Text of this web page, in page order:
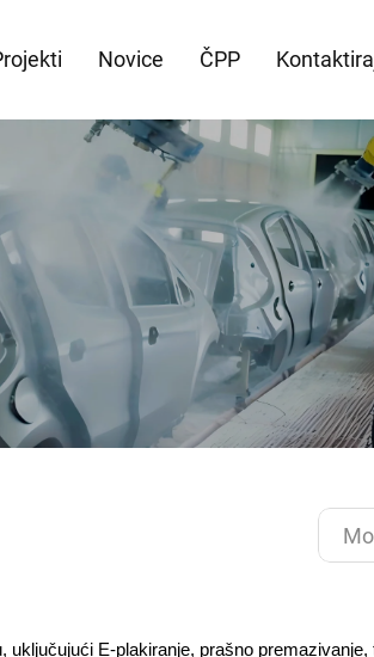
Novice ČPP
E-plakiranje, prašno